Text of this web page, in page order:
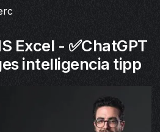
Excel - ✅ChatGPT
intelligencia tipp